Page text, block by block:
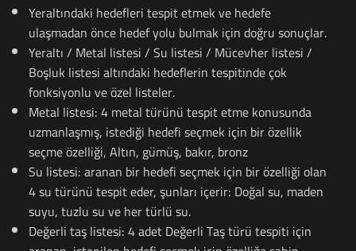
Yeraltındaki hedefleri tespit etmek ve hedefe
ulaşmadan önce hedef yolu bulmak için doğru sonuçlar.
Yeraltı / Metal listesi / Su listesi / Mücevher listesi /
Boşluk listesi altındaki hedeflerin tespitinde çok
fonksiyonlu ve özel listeler.
Metal listesi: 4 metal türünü tespit etme konusunda
uzmanlaşmış, istediği hedefi seçmek için bir özellik
seçme özelliği, Altın, gümüş, bakır, bronz
Su listesi: aranan bir hedefi seçmek için bir özelliği olan
4 su türünü tespit eder, şunları içerir: Doğal su, maden
suyu, tuzlu su ve her türlü su.
Değerli taş listesi: 4 adet Değerli Taş türü tespiti için